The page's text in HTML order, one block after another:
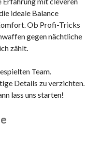
ideale Balance
Ob Profi-Tricks
gegen nächtliche
zählt.
Team.
Details zu verzichten.
lass uns starten!